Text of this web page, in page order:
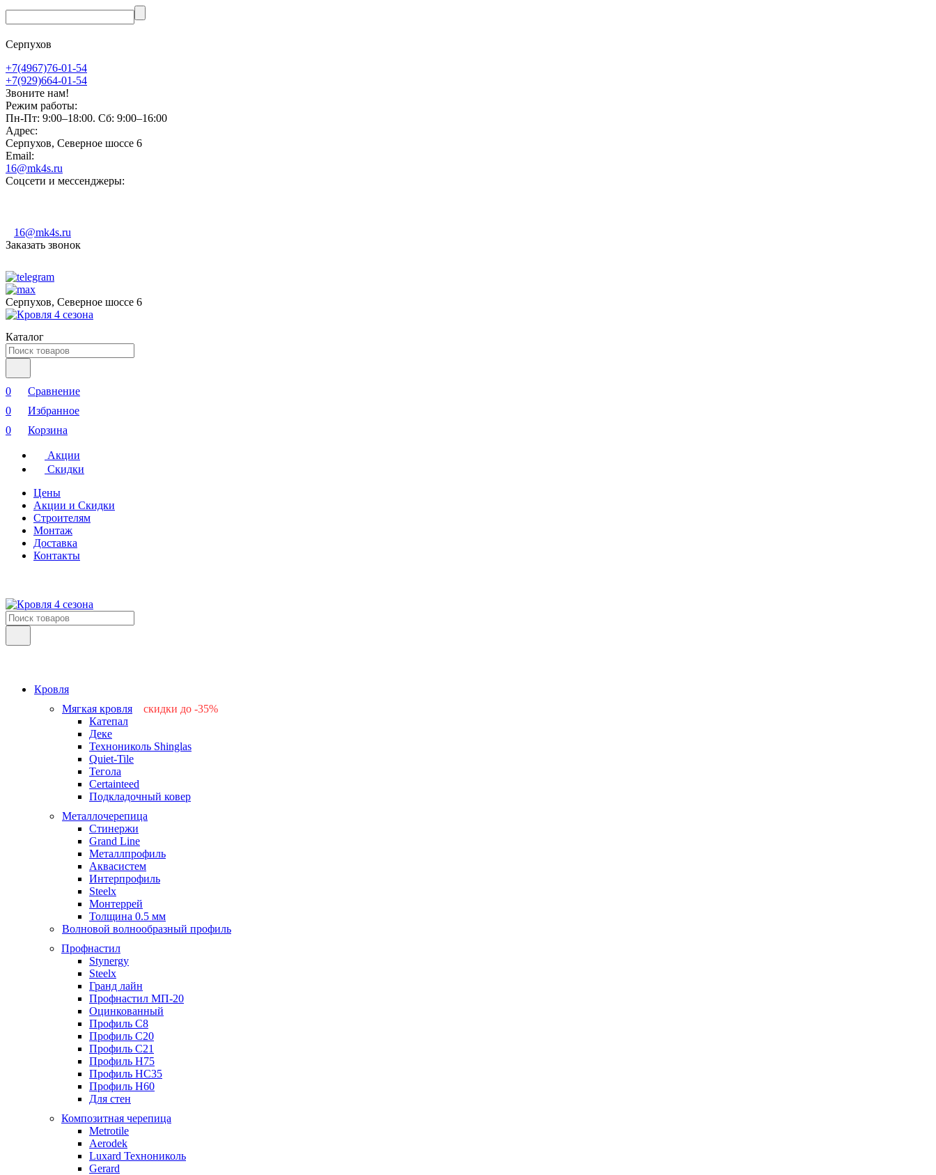
Серпухов
+7(4967)76-01-54
+7(929)664-01-54
Звоните нам!
Режим работы:
Пн-Пт: 9:00–18:00. Сб: 9:00–16:00
Адрес:
Серпухов, Северное шоссе 6
Email:
16@mk4s.ru
Соцсети и мессенджеры:
16@mk4s.ru
Заказать звонок
Серпухов, Северное шоссе 6
Каталог
0
Сравнение
0
Избранное
0
Корзина
Акции
Скидки
Цены
Акции и Скидки
Строителям
Монтаж
Доставка
Контакты
Кровля
Мягкая кровля
скидки до -35%
Катепал
Деке
Технониколь Shinglas
Quiet-Tile
Тегола
Certainteed
Подкладочный ковер
Металлочерепица
Стинержи
Grand Line
Металлпрофиль
Аквасистем
Интерпрофиль
Steelx
Монтеррей
Толщина 0.5 мм
Волновой волнообразный профиль
Профнастил
Stynergy
Steelx
Гранд лайн
Профнастил МП-20
Оцинкованный
Профиль С8
Профиль С20
Профиль С21
Профиль Н75
Профиль НС35
Профиль Н60
Для стен
Композитная черепица
Metrotile
Aerodek
Luxard Технониколь
Gerard